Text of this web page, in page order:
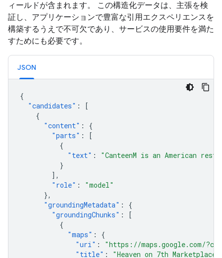
ィールドが含まれます。 この構造化データは、主張を検
証し、アプリケーションで豊富な引用エクスペリエンスを
構築するうえで不可欠であり、サービスの使用要件を満た
すためにも必要です。
JSON
{
"candidates" :
[
{
"content" :
{
"parts" :
[
{
"text" :
"CanteenM is an American
}
],
"role" :
"model"
},
"groundingMetadata" :
{
"groundingChunks" :
[
{
"maps" :
{
"uri" :
"https://maps.google.com/
"title" : "Heaven on 7th Marketplace"